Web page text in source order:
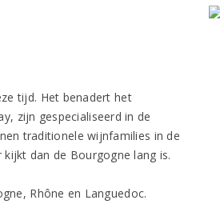
tijd. Het benadert het
zijn gespecialiseerd in de
traditionele wijnfamilies in de
dan de Bourgogne lang is.
Rhône en Languedoc.